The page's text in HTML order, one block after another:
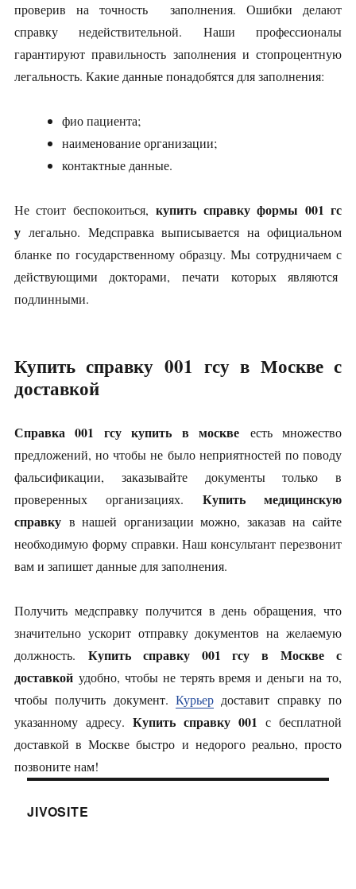
проверив на точность заполнения. Ошибки делают
справку недействительной. Наши профессионалы
гарантируют правильность заполнения и стопроцентную
легальность. Какие данные понадобятся для заполнения:
фио пациента;
наименование организации;
контактные данные.
Не стоит беспокоиться, купить справку формы 001 гс
улегально. Медсправка выписывается на официальном
бланке по государственному образцу. Мы сотрудничаем с
действующими докторами, печати которых являются
подлинными.
Купить справку 001 гсу в Москве с
доставкой
Справка 001 гсу купить в москве есть множество
предложений, но чтобы не было неприятностей по поводу
фальсификации, заказывайте документы только в
проверенных организациях.Купить медицинскую
справкув нашей организации можно, заказав на сайте
необходимую форму справки. Наш консультант перезвонит
вам и запишет данные для заполнения.
Получить медсправку получится в день обращения, что
значительно ускорит отправку документов на желаемую
должность. Купить справку 001 гсу в Москве с
доставкойудобно, чтобы не терять время и деньги на то,
чтобы получить документ. Курьер доставит справку по
указанному адресу.Купить справку 001 с бесплатной
доставкой в Москве быстро и недорого реально, просто
позвоните нам!
JIVOSITE